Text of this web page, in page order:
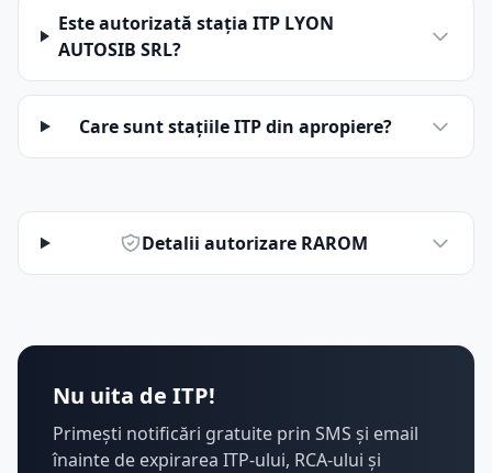
Este autorizată stația ITP LYON
AUTOSIB SRL?
Care sunt stațiile ITP din apropiere?
Detalii autorizare RAROM
Nu uita de ITP!
Primești notificări gratuite prin SMS și email
înainte de expirarea ITP-ului, RCA-ului și